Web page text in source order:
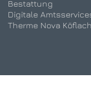
Bestattung
Digitale
Therme Nova Köflach